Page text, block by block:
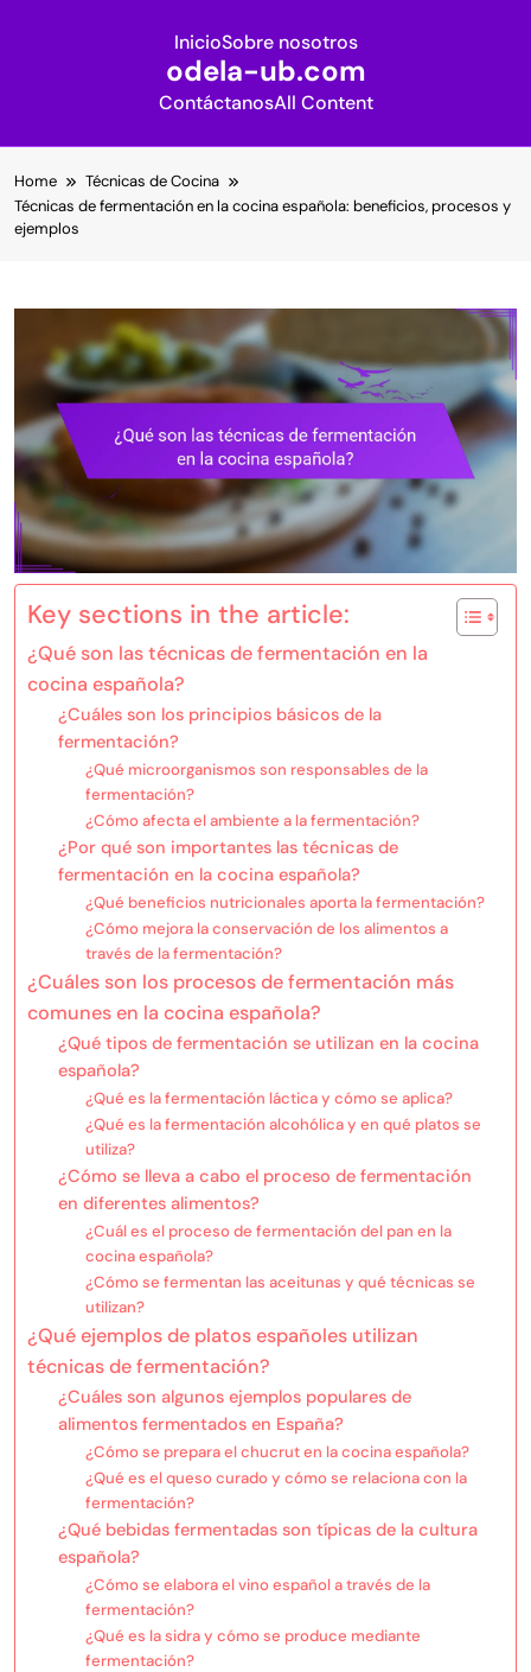
InicioSobre nosotros
odela-ub.com
ContáctanosAll Content
to
content
Home
Técnicas de Cocina
Técnicas de fermentación en la cocina española: beneficios, procesos y
ejemplos
Key sections in the article:
¿Qué son las técnicas de fermentación en la
cocina española?
¿Cuáles son los principios básicos de la
fermentación?
¿Qué microorganismos son responsables de la
fermentación?
¿Cómo afecta el ambiente a la fermentación?
¿Por qué son importantes las técnicas de
fermentación en la cocina española?
¿Qué beneficios nutricionales aporta la fermentación?
¿Cómo mejora la conservación de los alimentos a
través de la fermentación?
¿Cuáles son los procesos de fermentación más
comunes en la cocina española?
¿Qué tipos de fermentación se utilizan en la cocina
española?
¿Qué es la fermentación láctica y cómo se aplica?
¿Qué es la fermentación alcohólica y en qué platos se
utiliza?
¿Cómo se lleva a cabo el proceso de fermentación
en diferentes alimentos?
¿Cuál es el proceso de fermentación del pan en la
cocina española?
¿Cómo se fermentan las aceitunas y qué técnicas se
utilizan?
¿Qué ejemplos de platos españoles utilizan
técnicas de fermentación?
¿Cuáles son algunos ejemplos populares de
alimentos fermentados en España?
¿Cómo se prepara el chucrut en la cocina española?
¿Qué es el queso curado y cómo se relaciona con la
fermentación?
¿Qué bebidas fermentadas son típicas de la cultura
española?
¿Cómo se elabora el vino español a través de la
fermentación?
¿Qué es la sidra y cómo se produce mediante
fermentación?